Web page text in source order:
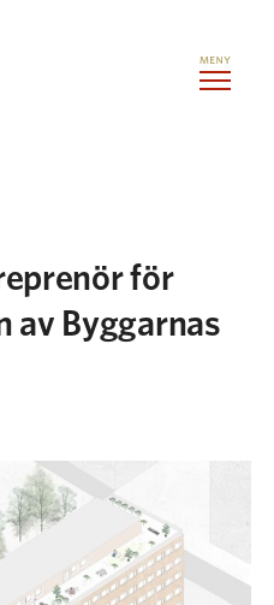
för
av Byggarnas